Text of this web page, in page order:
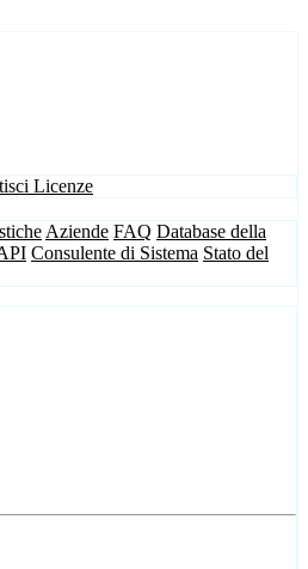
Licenze
Aziende FAQ Database della
Consulente di Sistema Stato del